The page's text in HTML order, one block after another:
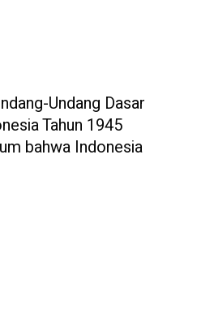
Undang Dasar
Tahun 1945
bahwa Indonesia